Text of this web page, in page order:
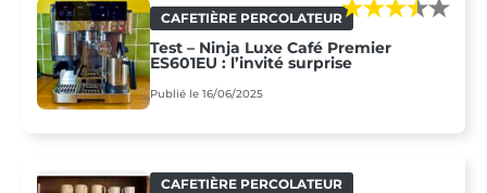
CAFETIÈRE PERCOLATEUR
Test – Ninja Luxe Café Premier
ES601EU : l’invité surprise
Publié le 16/06/2025
CAFETIÈRE PERCOLATEUR